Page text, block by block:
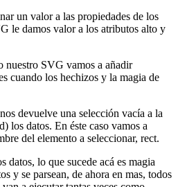
un valor a las propiedades de los
le damos valor a los atributos alto y
nuestro SVG vamos a añadir
cuando los hechizos y la magia de
devuelve una selección vacía a la
los datos. En éste caso vamos a
del elemento a seleccionar, rect.
datos, lo que sucede acá es magia
y se parsean, de ahora en mas, todos